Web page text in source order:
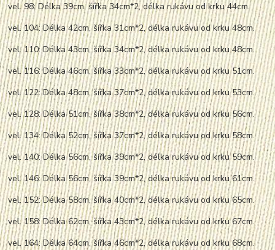
vel. 98: Délka 39cm, šířka 34cm*2, délka rukávu od krku 44cm.
vel. 104: Délka 42cm, šířka 31cm*2, délka rukávu od krku 48cm.
vel. 110: Délka 43cm, šířka 34cm*2, délka rukávu od krku 48cm.
vel. 116: Délka 46cm, šířka 33cm*2, délka rukávu od krku 51cm.
vel. 122: Délka 48cm, šířka 37cm*2, délka rukávu od krku 53cm.
vel. 128: Délka 51cm, šířka 38cm*2, délka rukávu od krku 56cm.
vel. 134: Délka 52cm, šířka 37cm*2, délka rukávu od krku 58cm.
vel. 140: Délka 56cm, šířka 39cm*2, délka rukávu od krku 59cm.
vel. 146: Délka 56cm, šířka 39cm*2, délka rukávu od krku 61cm.
vel. 152: Délka 58cm, šířka 40cm*2, délka rukávu od krku 65cm.
vel. 158: Délka 62cm, šířka 43cm*2, délka rukávu od krku 67cm.
vel. 164: Délka 64cm, šířka 46cm*2, délka rukávu od krku 68cm.